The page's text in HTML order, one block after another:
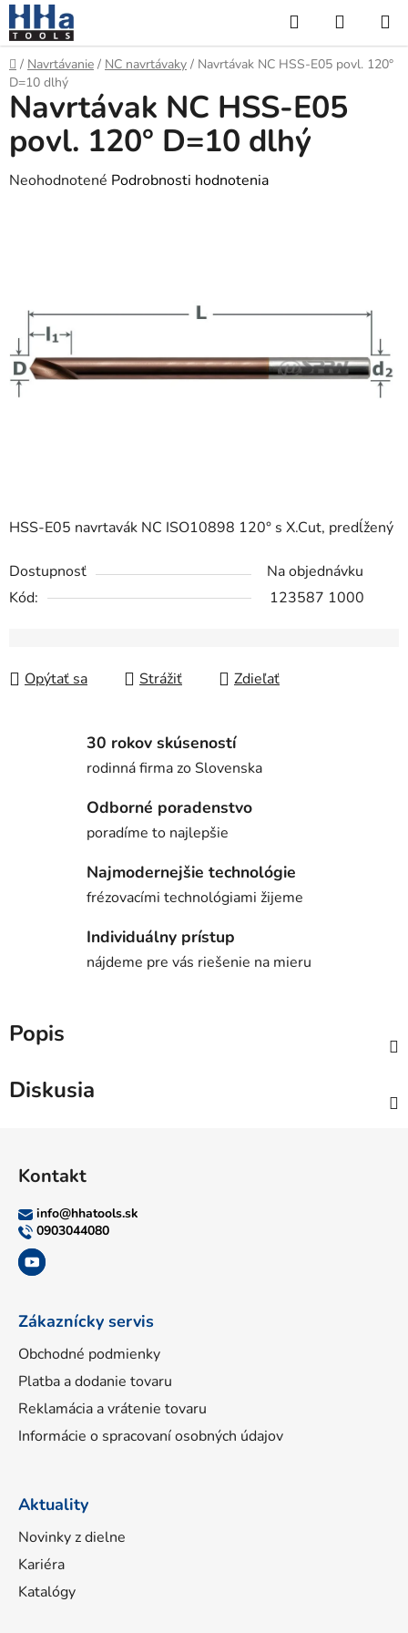
Prejsť
na
obsah
Hľadať
KOŠÍK
Domov
/ Navrtávanie / NC navrtávaky / Navrtávak NC HSS-E05 povl. 120°
D=10 dlhý
HSS-E05 navrtavák NC ISO10898 120° s X.Cut, predĺžený
Dostupnosť
Na objednávku
Kód:
123587 1000
Opýtať sa Strážiť Zdieľať
Navrtávak NC HSS-E05
povl. 120° D=10 dlhý
Priemerné
hviezdičiek.
Neohodnotené Podrobnosti hodnotenia
30 rokov skúseností
rodinná firma zo Slovenska
Odborné poradenstvo
poradíme to najlepšie
Najmodernejšie technológie
frézovacími technológiami žijeme
Individuálny prístup
nájdeme pre vás riešenie na mieru
Popis
Diskusia
Kontakt
info@hhatools.sk
0903044080
Zákaznícky servis
Obchodné podmienky
Platba a dodanie tovaru
Reklamácia a vrátenie tovaru
Informácie o spracovaní osobných údajov
Aktuality
Novinky z dielne
Kariéra
Katalógy